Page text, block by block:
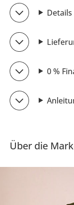
Details
0 %
Über die